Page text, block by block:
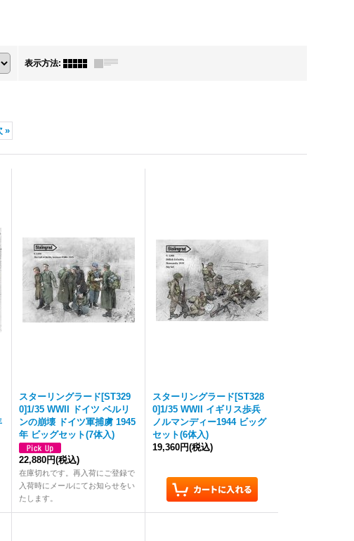
表示方法:
»
スターリングラード[ST329
0]1/35 WWII ドイツ ベルリ
ンの崩壊 ドイツ軍捕虜 1945
年 ビッグセット(7体入)
22,880円(税込)
在庫切れです。再入荷にご登録で
入荷時にメールにてお知らせをい
たします。
スターリングラード[ST328
0]1/35 WWII イギリス歩兵
ノルマンディー1944 ビッグ
セット(6体入)
19,360円(税込)